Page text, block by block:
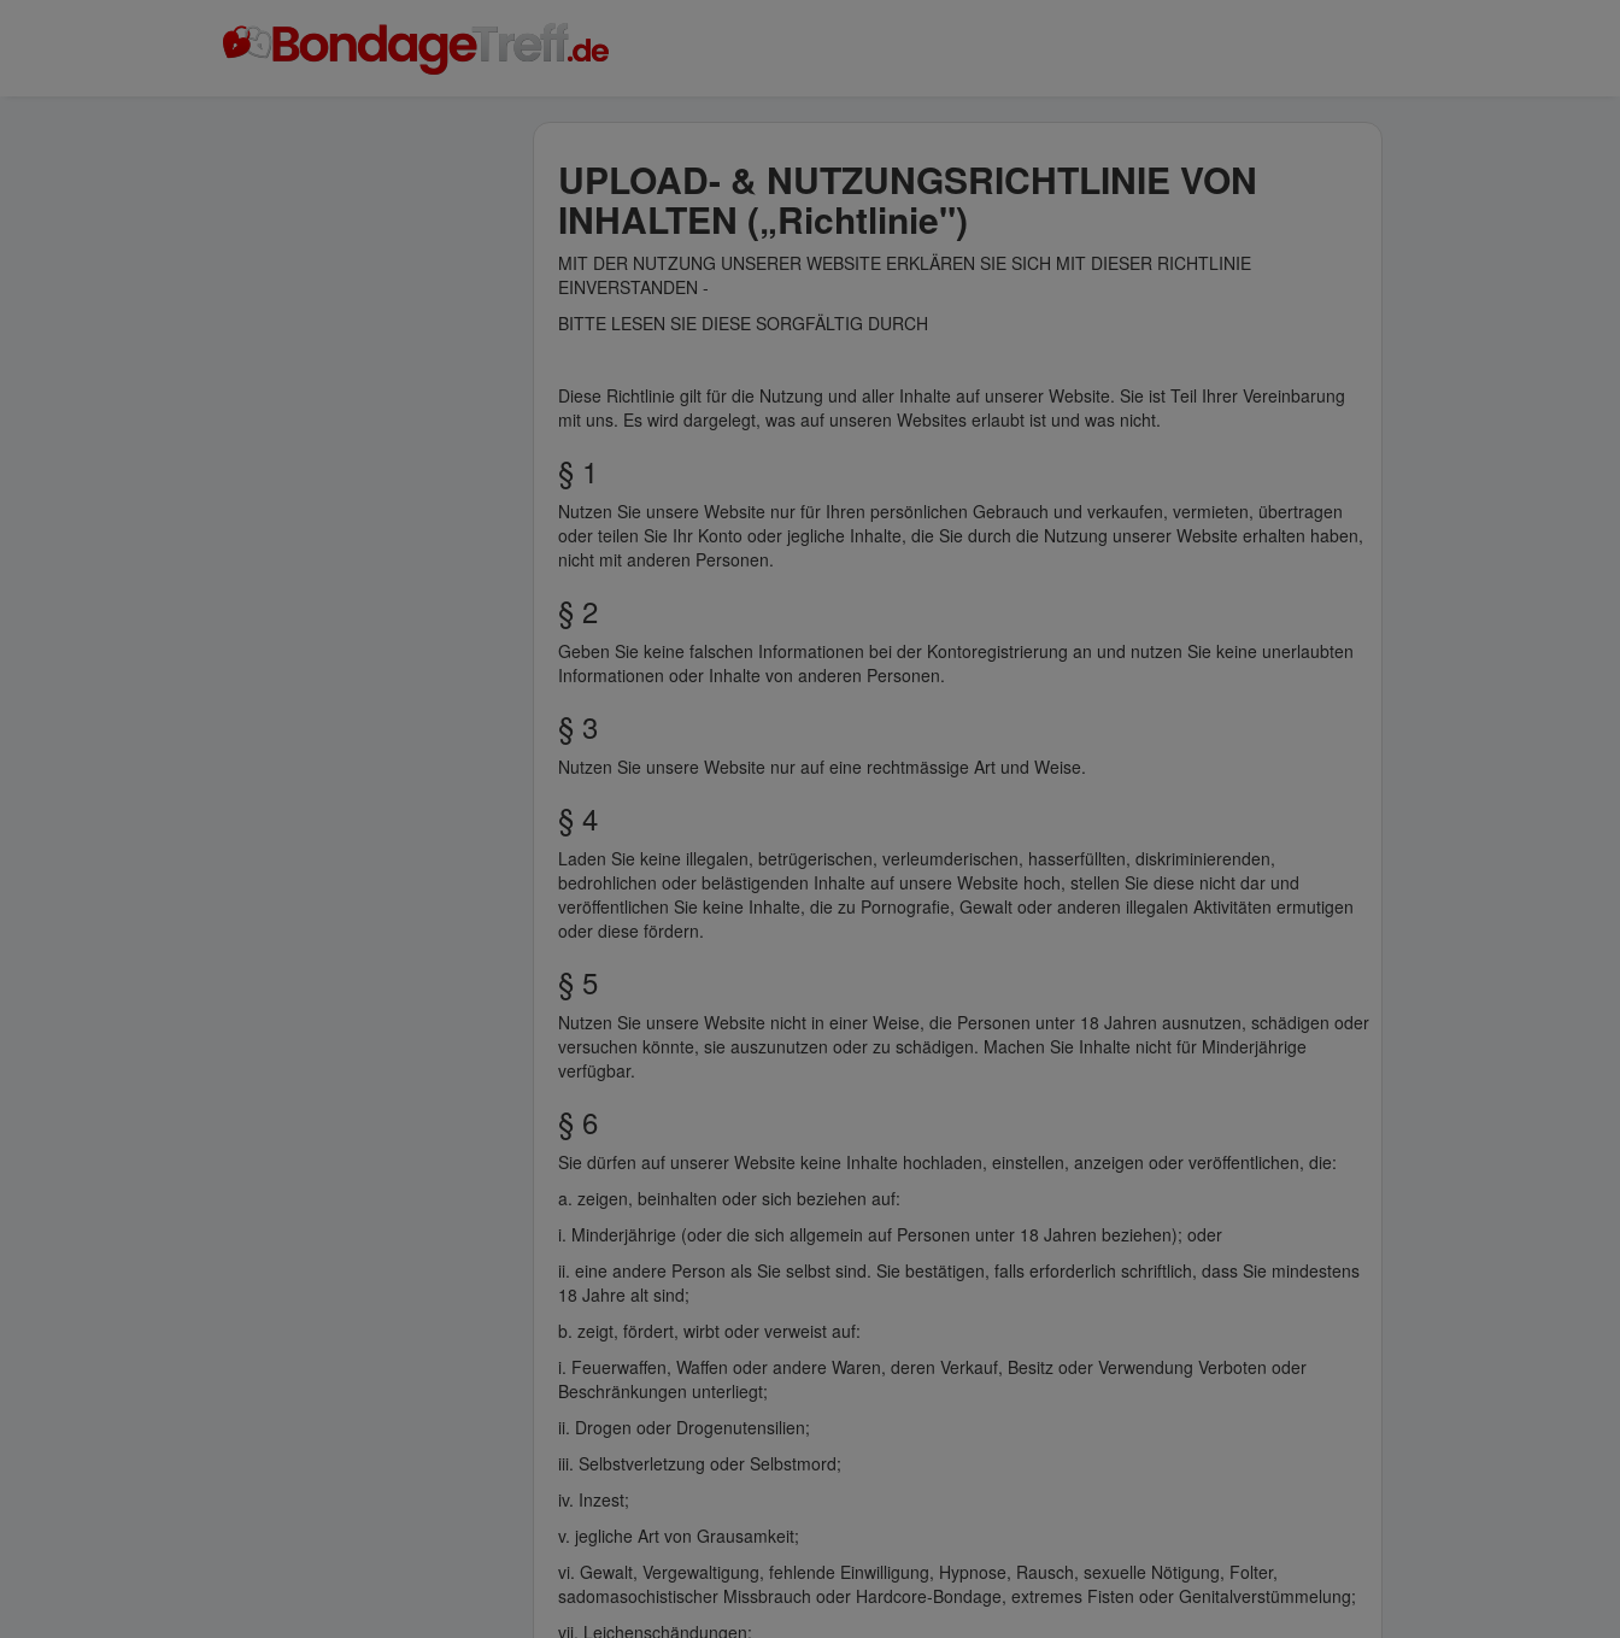
UPLOAD- & NUTZUNGSRICHTLINIE VON
INHALTEN („Richtlinie")
MIT DER NUTZUNG UNSERER WEBSITE ERKLÄREN SIE SICH MIT DIESER RICHTLINIE
EINVERSTANDEN -
BITTE LESEN SIE DIESE SORGFÄLTIG DURCH
Diese Richtlinie gilt für die Nutzung und aller Inhalte auf unserer Website. Sie ist Teil Ihrer Vereinbarung
mit uns. Es wird dargelegt, was auf unseren Websites erlaubt ist und was nicht.
§ 1
Nutzen Sie unsere Website nur für Ihren persönlichen Gebrauch und verkaufen, vermieten, übertragen
oder teilen Sie Ihr Konto oder jegliche Inhalte, die Sie durch die Nutzung unserer Website erhalten haben,
nicht mit anderen Personen.
§ 2
Geben Sie keine falschen Informationen bei der Kontoregistrierung an und nutzen Sie keine unerlaubten
Informationen oder Inhalte von anderen Personen.
§ 3
Nutzen Sie unsere Website nur auf eine rechtmässige Art und Weise.
§ 4
Laden Sie keine illegalen, betrügerischen, verleumderischen, hasserfüllten, diskriminierenden,
bedrohlichen oder belästigenden Inhalte auf unsere Website hoch, stellen Sie diese nicht dar und
veröffentlichen Sie keine Inhalte, die zu Pornografie, Gewalt oder anderen illegalen Aktivitäten ermutigen
oder diese fördern.
§ 5
Nutzen Sie unsere Website nicht in einer Weise, die Personen unter 18 Jahren ausnutzen, schädigen oder
versuchen könnte, sie auszunutzen oder zu schädigen. Machen Sie Inhalte nicht für Minderjährige
verfügbar.
§ 6
Sie dürfen auf unserer Website keine Inhalte hochladen, einstellen, anzeigen oder veröffentlichen, die:
a. zeigen, beinhalten oder sich beziehen auf:
i. Minderjährige (oder die sich allgemein auf Personen unter 18 Jahren beziehen); oder
ii. eine andere Person als Sie selbst sind. Sie bestätigen, falls erforderlich schriftlich, dass Sie mindestens
18 Jahre alt sind;
b. zeigt, fördert, wirbt oder verweist auf:
i. Feuerwaffen, Waffen oder andere Waren, deren Verkauf, Besitz oder Verwendung Verboten oder
Beschränkungen unterliegt;
ii. Drogen oder Drogenutensilien;
iii. Selbstverletzung oder Selbstmord;
iv. Inzest;
v. jegliche Art von Grausamkeit;
vi. Gewalt, Vergewaltigung, fehlende Einwilligung, Hypnose, Rausch, sexuelle Nötigung, Folter,
sadomasochistischer Missbrauch oder Hardcore-Bondage, extremes Fisten oder Genitalverstümmelung;
vii. Leichenschändungen;